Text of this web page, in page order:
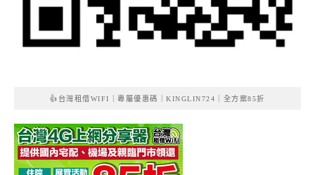
👍台灣租借WIFI｜專屬優惠碼｜KINGLIN724｜全方案85折